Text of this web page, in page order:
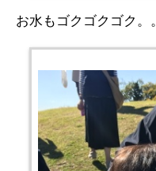
お水もゴクゴクゴク。。